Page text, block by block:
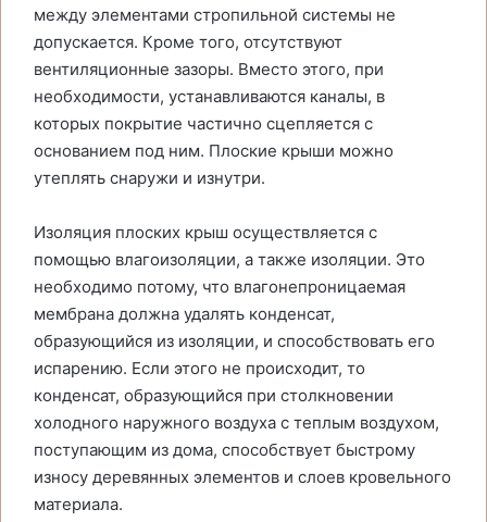
между элементами стропильной системы не
допускается. Кроме того, отсутствуют
вентиляционные зазоры. Вместо этого, при
необходимости, устанавливаются каналы, в
которых покрытие частично сцепляется с
основанием под ним. Плоские крыши можно
утеплять снаружи и изнутри.
Изоляция плоских крыш осуществляется с
помощью влагоизоляции, а также изоляции. Это
необходимо потому, что влагонепроницаемая
мембрана должна удалять конденсат,
образующийся из изоляции, и способствовать его
испарению. Если этого не происходит, то
конденсат, образующийся при столкновении
холодного наружного воздуха с теплым воздухом,
поступающим из дома, способствует быстрому
износу деревянных элементов и слоев кровельного
материала.